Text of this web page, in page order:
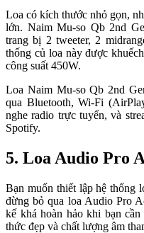
Loa có kích thước nhỏ gọn,
lớn. Naim Mu-so Qb 2nd
trang bị 2 tweeter, 2
thống củ loa này được
công suất 450W.
Loa Naim Mu-so Qb 2nd
qua Bluetooth, Wi-Fi
nghe radio trực tuyến, và
Spotify.
5. Loa Audio Pro
Bạn muốn thiết lập hệ thống
đừng bỏ qua loa Audio Pro
kế khá hoàn hảo khi bạn
thức đẹp và chất lượng âm